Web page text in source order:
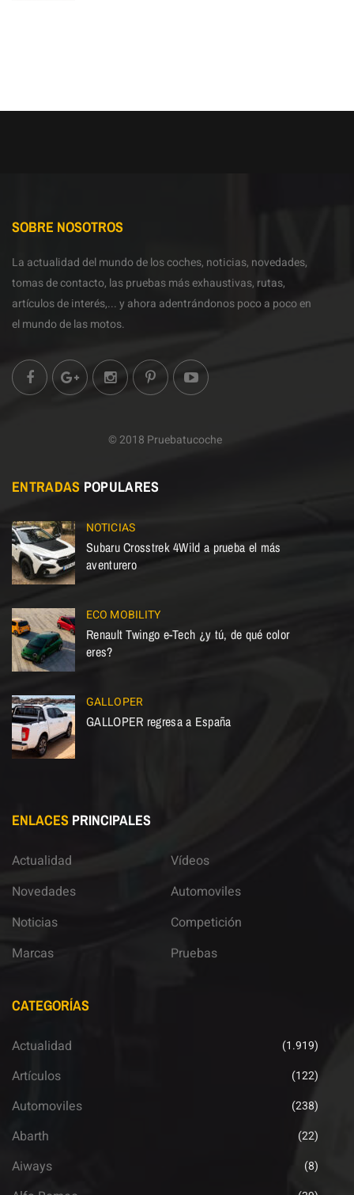
SOBRE NOSOTROS
La actualidad del mundo de los coches, noticias, novedades,
tomas de contacto, las pruebas más exhaustivas, rutas,
artículos de interés,... y ahora adentrándonos poco a poco en
el mundo de las motos.
© 2018 Pruebatucoche
ENTRADAS POPULARES
NOTICIAS
Subaru Crosstrek 4Wild a prueba el más
aventurero
ECO MOBILITY
Renault Twingo e-Tech ¿y tú, de qué color
eres?
GALLOPER
GALLOPER regresa a España
ENLACES PRINCIPALES
Actualidad
Novedades
Noticias
Marcas
Vídeos
Automoviles
Competición
Pruebas
CATEGORÍAS
Actualidad (1.919)
Artículos (122)
Automoviles (238)
Abarth (22)
Aiways (8)